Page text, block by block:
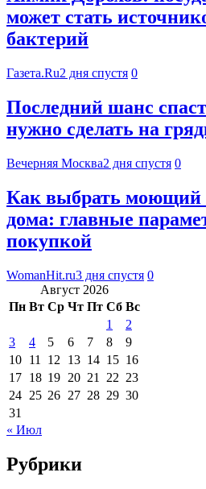
может стать
бактерий
Газета.Ru2 дня спустя 0
Последний шанс
нужно сделать на
Вечерняя Москва2 дня спустя 0
Как выбрать моющий
дома: главные
покупкой
WomanHit.ru3 дня спустя 0
Август 2026
Пн Вт Ср Чт Пт Сб Вс
1
2
3
4 5 6 7 8
9
10 11 12 13 14 15 16
17 18 19 20 21 22 23
24 25 26 27 28 29 30
31
« Июл
Рубрики